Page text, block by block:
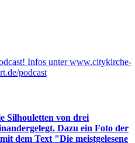
Infos unter www.citykirche-
podcast